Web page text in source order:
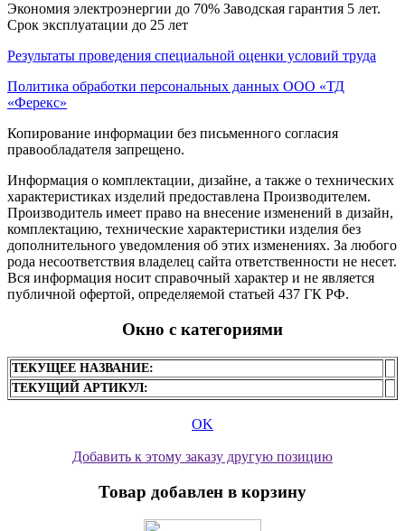
Экономия электроэнергии до 70% Заводская гарантия 5 лет.
Срок эксплуатации до 25 лет
Результаты проведения специальной оценки условий труда
Политика обработки персональных данных ООО «ТД
«Ферекс»
Копирование информации без письменного согласия
правообладателя запрещено.
Информация о комплектации, дизайне, а также о технических
характеристиках изделий предоставлена Производителем.
Производитель имеет право на внесение изменений в дизайн,
комплектацию, технические характеристики изделия без
дополнительного уведомления об этих изменениях. За любого
рода несоответствия владелец сайта ответственности не несет.
Вся информация носит справочный характер и не является
публичной офертой, определяемой статьей 437 ГК РФ.
Окно с категориями
ТЕКУЩЕЕ НАЗВАНИЕ:
ТЕКУЩИЙ АРТИКУЛ:
OK
Добавить к этому заказу другую позицию
Товар добавлен в корзину